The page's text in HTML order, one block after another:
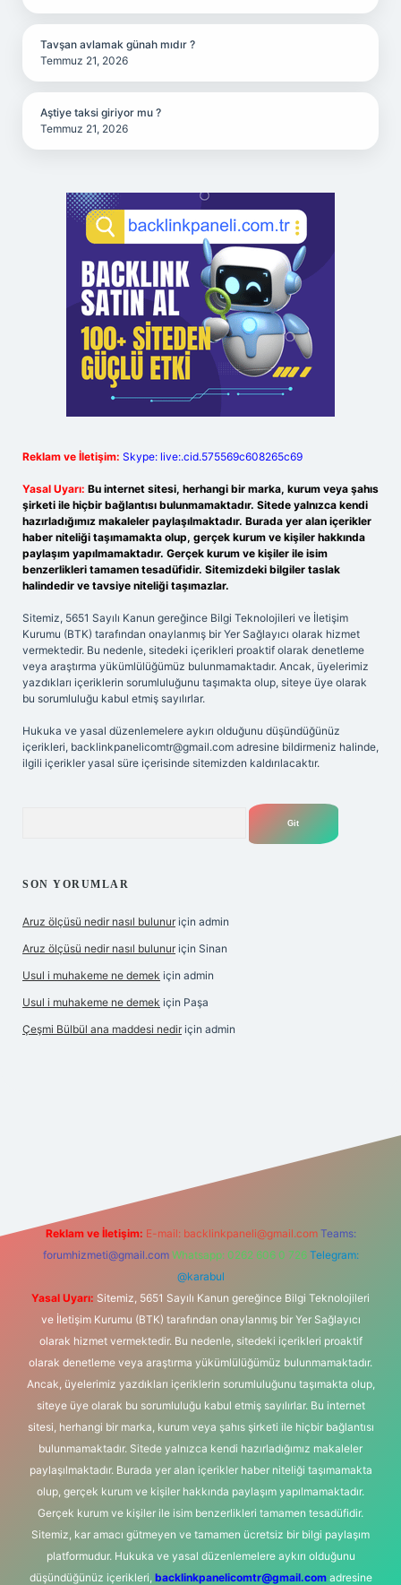
Tavşan avlamak günah mıdır ?
Temmuz 21, 2026
Aştiye taksi giriyor mu ?
Temmuz 21, 2026
Reklam ve İletişim: Skype: live:.cid.575569c608265c69
Yasal Uyarı: Bu internet sitesi, herhangi bir marka, kurum veya şahıs
şirketi ile hiçbir bağlantısı bulunmamaktadır. Sitede yalnızca kendi
hazırladığımız makaleler paylaşılmaktadır. Burada yer alan içerikler
haber niteliği taşımamakta olup, gerçek kurum ve kişiler hakkında
paylaşım yapılmamaktadır. Gerçek kurum ve kişiler ile isim
benzerlikleri tamamen tesadüfidir. Sitemizdeki bilgiler taslak
halindedir ve tavsiye niteliği taşımazlar.
Sitemiz, 5651 Sayılı Kanun gereğince Bilgi Teknolojileri ve İletişim
Kurumu (BTK) tarafından onaylanmış bir Yer Sağlayıcı olarak hizmet
vermektedir. Bu nedenle, sitedeki içerikleri proaktif olarak denetleme
veya araştırma yükümlülüğümüz bulunmamaktadır. Ancak, üyelerimiz
yazdıkları içeriklerin sorumluluğunu taşımakta olup, siteye üye olarak
bu sorumluluğu kabul etmiş sayılırlar.
Hukuka ve yasal düzenlemelere aykırı olduğunu düşündüğünüz
içerikleri, backlinkpanelicomtr@gmail.com adresine bildirmeniz halinde,
ilgili içerikler yasal süre içerisinde sitemizden kaldırılacaktır.
SON YORUMLAR
Aruz ölçüsü nedir nasıl bulunur için admin
Aruz ölçüsü nedir nasıl bulunur için Sinan
Usul i muhakeme ne demek için admin
Usul i muhakeme ne demek için Paşa
Çeşmi Bülbül ana maddesi nedir için admin
Reklam ve İletişim: E-mail: backlinkpaneli@gmail.com Teams:
forumhizmeti@gmail.com Whatsapp: 0262 606 0 726 Telegram:
@karabul
Yasal Uyarı: Sitemiz, 5651 Sayılı Kanun gereğince Bilgi Teknolojileri
ve İletişim Kurumu (BTK) tarafından onaylanmış bir Yer Sağlayıcı
olarak hizmet vermektedir. Bu nedenle, sitedeki içerikleri proaktif
olarak denetleme veya araştırma yükümlülüğümüz bulunmamaktadır.
Ancak, üyelerimiz yazdıkları içeriklerin sorumluluğunu taşımakta olup,
siteye üye olarak bu sorumluluğu kabul etmiş sayılırlar. Bu internet
sitesi, herhangi bir marka, kurum veya şahıs şirketi ile hiçbir bağlantısı
bulunmamaktadır. Sitede yalnızca kendi hazırladığımız makaleler
paylaşılmaktadır. Burada yer alan içerikler haber niteliği taşımamakta
olup, gerçek kurum ve kişiler hakkında paylaşım yapılmamaktadır.
Gerçek kurum ve kişiler ile isim benzerlikleri tamamen tesadüfidir.
Sitemiz, kar amacı gütmeyen ve tamamen ücretsiz bir bilgi paylaşım
platformudur. Hukuka ve yasal düzenlemelere aykırı olduğunu
düşündüğünüz içerikleri, backlinkpanelicomtr@gmail.comadresine